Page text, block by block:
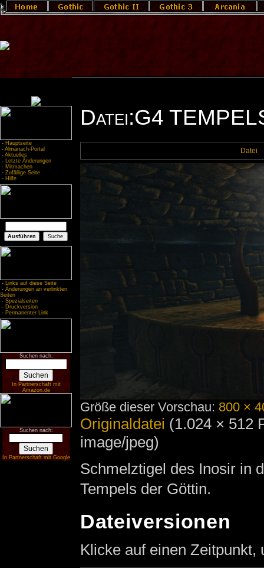
- Hauptseite
- Almanach-Portal
- Aktuelles
- Letzte Änderungen
- Mitmachen
- Zufällige Seite
- Hilfe
- Links auf diese Seite
- Änderungen an verlinkten
Seiten
- Spezialseiten
- Druckversion
- Permanenter Link
Suchen nach:
In Partnerschaft mit
Amazon.de
Suchen nach:
In Partnerschaft mit Google
Datei:G4
Datei
Größe dieser Vorschau: 800 ×
Originaldatei (1.024 × 512
image/jpeg)
Schmelztigel des Inosir in
Tempels der Göttin.
Dateiversionen
Klicke auf einen